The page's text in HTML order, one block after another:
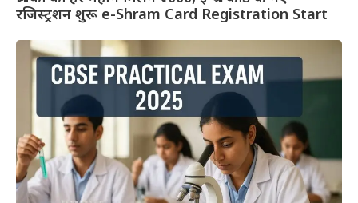
रजिस्ट्रशन शुरू e-Shram Card Registration Start